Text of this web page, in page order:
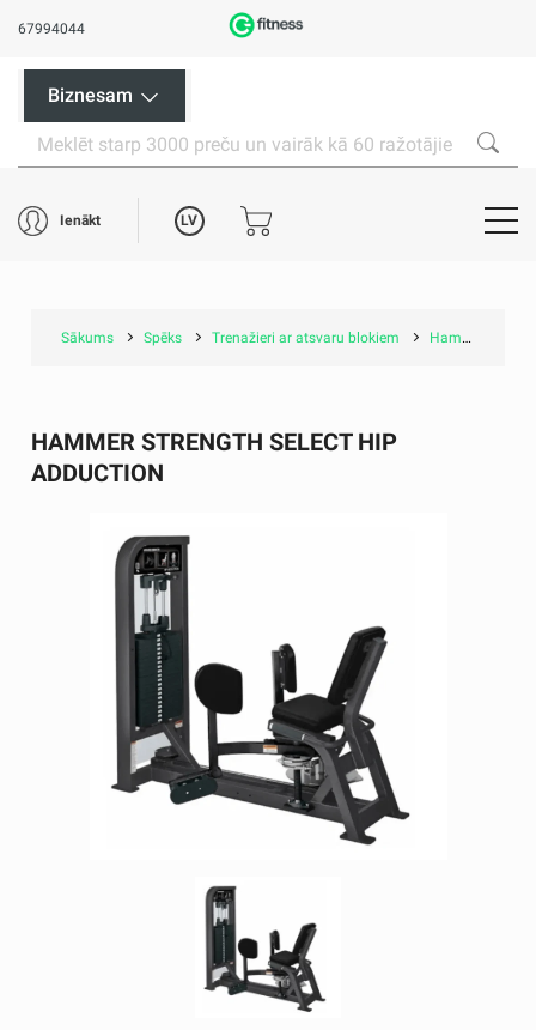
67994044
Biznesam
Ienākt LV
Sākums Spēks Trenažieri ar atsvaru blokiem Hammer Strength Select Hip Adduction
HAMMER STRENGTH SELECT HIP
ADDUCTION